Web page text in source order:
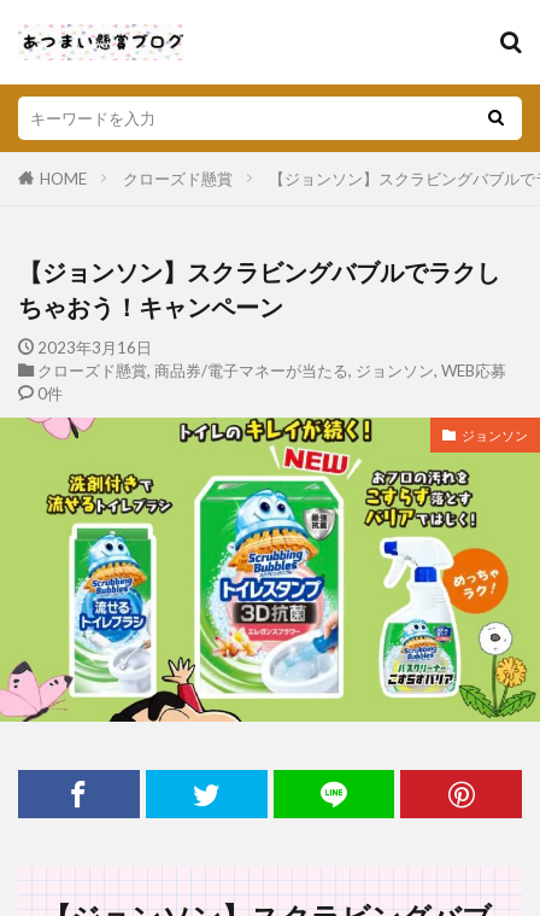
HOME クローズド懸賞 【ジョンソン】スクラビングバブル
【ジョンソン】スクラビングバブルでラクし
ちゃおう！キャンペーン
2023年3月16日
クローズド懸賞, 商品券/電子マネーが当たる, ジョンソン, WEB応募
0件
ジョンソン